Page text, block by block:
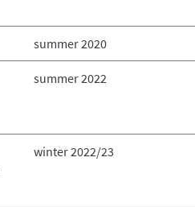
summer 2020
summer 2022
winter 2022/23